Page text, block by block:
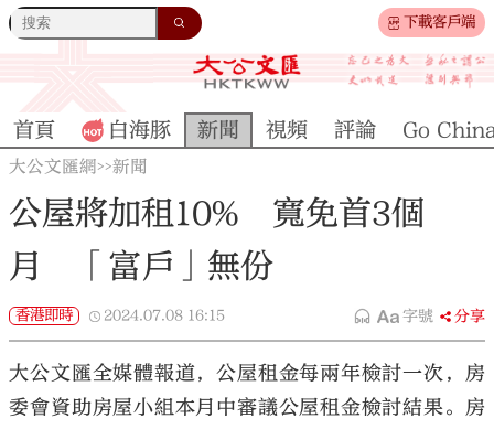
下載客戶端
首頁 白海豚 新聞 視頻 評論 Go
大公文匯網>>新聞
公屋將加租10% 寬免首3個
月 「富戶」無份
香港即時 2024.07.08 16:15 字號 分享
大公文匯全媒體報道，公屋租金每兩年檢討一次，房
委會資助房屋小組本月中審議公屋租金檢討結果。房